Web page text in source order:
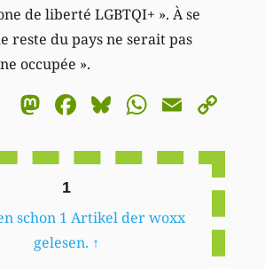
de liberté LGBTQI+ ». À se
reste du pays ne serait pas
occupée ».
Mastodon
Facebook
BlueskyEmail
1
schon 1 Artikel der woxx
gelesen. ↑